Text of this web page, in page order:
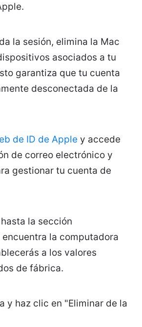
la sesión, elimina la Mac
asociados a tu
garantiza que tu cuenta
desconectada de la
de ID de Apple y accede
de correo electrónico y
gestionar tu cuenta de
la sección
la computadora
a los valores
de fábrica.
y haz clic en "Eliminar de la